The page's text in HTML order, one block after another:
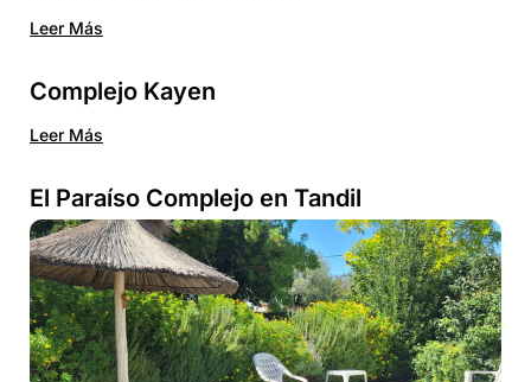
Leer Más
Complejo Kayen
Leer Más
El Paraíso Complejo en Tandil